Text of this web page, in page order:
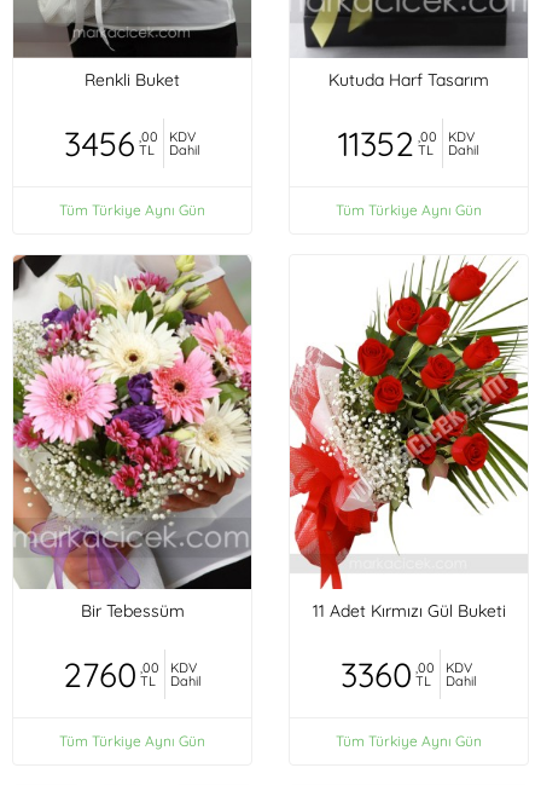
Renkli Buket
3456 ,00
TL
KDV
Dahil
Tüm Türkiye Aynı Gün
Kutuda Harf Tasarım
11352 ,00
TL
KDV
Dahil
Tüm Türkiye Aynı Gün
Bir Tebessüm
2760 ,00
TL
KDV
Dahil
Tüm Türkiye Aynı Gün
11 Adet Kırmızı Gül Buketi
3360 ,00
TL
KDV
Dahil
Tüm Türkiye Aynı Gün